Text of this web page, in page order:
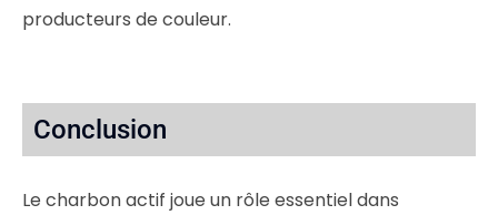
producteurs de couleur.
Conclusion
Le charbon actif joue un rôle essentiel dans